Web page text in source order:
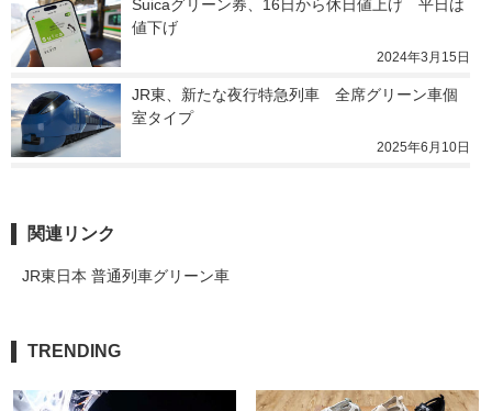
Suicaグリーン券、16日から休日値上げ　平日は
値下げ
2024年3月15日
JR東、新たな夜行特急列車　全席グリーン車個
室タイプ
2025年6月10日
関連リンク
JR東日本 普通列車グリーン車
TRENDING